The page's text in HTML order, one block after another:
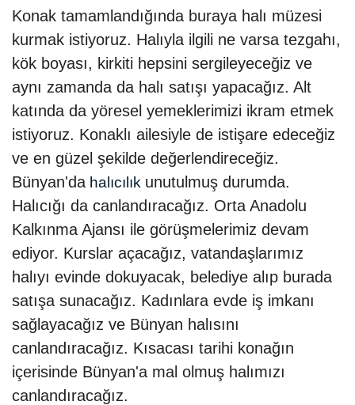
Konak tamamlandığında buraya halı müzesi
kurmak istiyoruz. Halıyla ilgili ne varsa tezgahı,
kök boyası, kirkiti hepsini sergileyeceğiz ve
aynı zamanda da halı satışı yapacağız. Alt
katında da yöresel yemeklerimizi ikram etmek
istiyoruz. Konaklı ailesiyle de istişare edeceğiz
ve en güzel şekilde değerlendireceğiz.
Bünyan'da halıcılık unutulmuş durumda.
Halıcığı da canlandıracağız. Orta Anadolu
Kalkınma Ajansı ile görüşmelerimiz devam
ediyor. Kurslar açacağız, vatandaşlarımız
halıyı evinde dokuyacak, belediye alıp burada
satışa sunacağız. Kadınlara evde iş imkanı
sağlayacağız ve Bünyan halısını
canlandıracağız. Kısacası tarihi konağın
içerisinde Bünyan'a mal olmuş halımızı
canlandıracağız.